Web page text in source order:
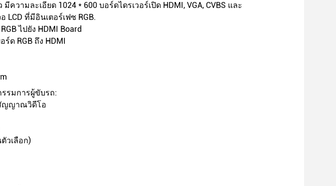
วามละเอียด 1024 * 600 บอร์ดไดรเวอร์เปิด HDMI, VGA, CVBS และ
ที่มีอินเตอร์เฟซ RGB.
ไปยัง HDMI Board
ด RGB ถึง HDMI
รมการผู้ขับรถ:
สัญญาณวิดีโอ
วเลือก)